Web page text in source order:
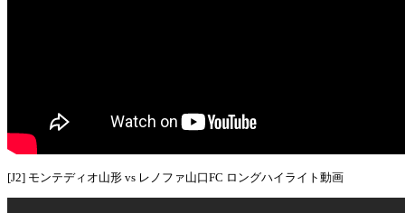
[J2] モンテディオ山形 vs レノファ山口FC ロングハイライト動画